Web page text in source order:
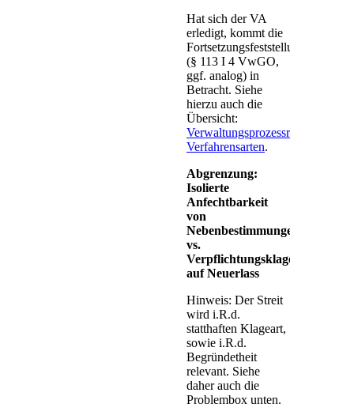
Hat sich der VA
erledigt, kommt die
Fortsetzungsfeststellungsklage
(§ 113 I 4 VwGO,
ggf. analog) in
Betracht. Siehe
hierzu auch die
Übersicht:
Verwaltungsprozessrechtliche
Verfahrensarten.
Abgrenzung:
Isolierte
Anfechtbarkeit
von
Nebenbestimmungen
vs.
Verpflichtungsklage
auf Neuerlass
Hinweis: Der Streit
wird i.R.d.
statthaften Klageart,
sowie i.R.d.
Begründetheit
relevant. Siehe
daher auch die
Problembox unten.